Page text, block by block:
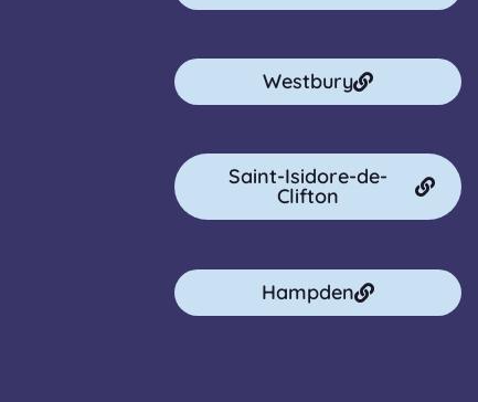
Westbury
Saint-Isidore-de-
Clifton
Hampden